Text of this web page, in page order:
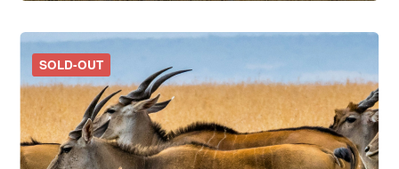
SOLD-OUT